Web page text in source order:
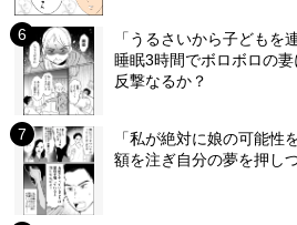
「うるさいから子どもを
睡眠3時間でボロボロの
反撃なるか？
「私が絶対に娘の可能
額を注ぎ自分の夢を押し